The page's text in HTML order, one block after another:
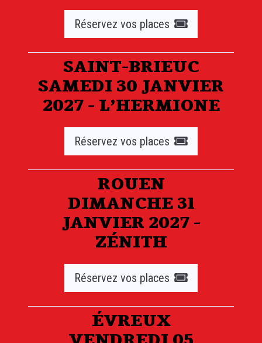
Réservez vos places
SAINT-BRIEUC
SAMEDI 30 JANVIER
2027 - L’HERMIONE
Réservez vos places
ROUEN
DIMANCHE 31
JANVIER 2027 -
ZÉNITH
Réservez vos places
ÉVREUX